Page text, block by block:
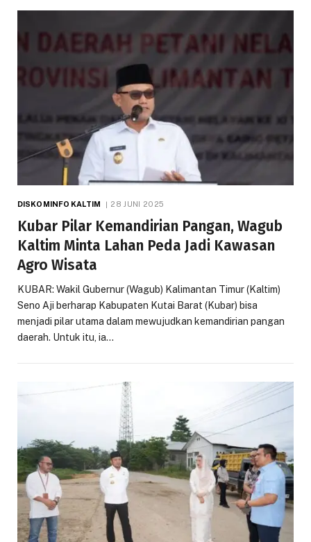
DISKOMINFO KALTIM 28 JUNI 2025
Kubar Pilar Kemandirian Pangan, Wagub
Kaltim Minta Lahan Peda Jadi Kawasan
Agro Wisata
KUBAR: Wakil Gubernur (Wagub) Kalimantan Timur (Kaltim)
Seno Aji berharap Kabupaten Kutai Barat (Kubar) bisa
menjadi pilar utama dalam mewujudkan kemandirian pangan
daerah. Untuk itu, ia…